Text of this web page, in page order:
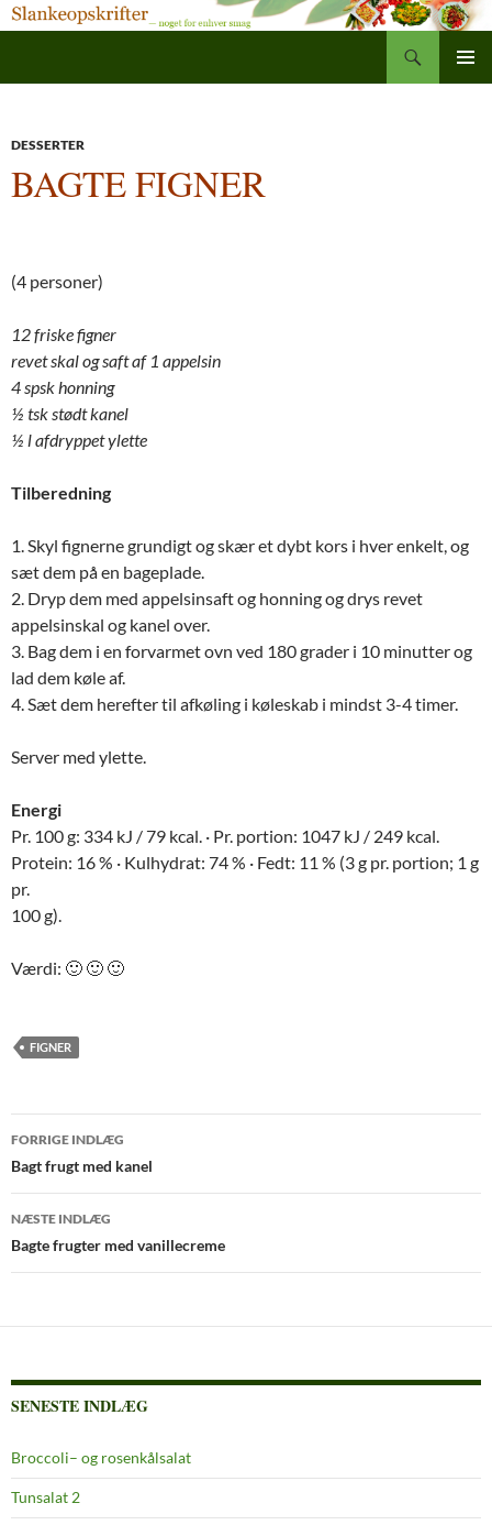
DESSERTER
BAGTE FIGNER
(4 personer)
12 friske figner
revet skal og saft af 1 appelsin
4 spsk honning
½ tsk stødt kanel
½ l afdryppet ylette
Tilberedning
1. Skyl fignerne grundigt og skær et dybt kors i hver enkelt, og
sæt dem på en bageplade.
2. Dryp dem med appelsinsaft og honning og drys revet
appelsinskal og kanel over.
3. Bag dem i en forvarmet ovn ved 180 grader i 10 minutter og
lad dem køle af.
4. Sæt dem herefter til afkøling i køleskab i mindst 3-4 timer.
Server med ylette.
Energi
Pr. 100 g: 334 kJ / 79 kcal. · Pr. portion: 1047 kJ / 249 kcal.
Protein: 16 % · Kulhydrat: 74 % · Fedt: 11 % (3 g pr. portion; 1 g
pr.
100 g).
Værdi: 🙂 🙂 🙂
FIGNER
Indlægsnavigation
FORRIGE INDLÆG
Bagt frugt med kanel
NÆSTE INDLÆG
Bagte frugter med vanillecreme
SENESTE INDLÆG
Broccoli– og rosenkålsalat
Tunsalat 2